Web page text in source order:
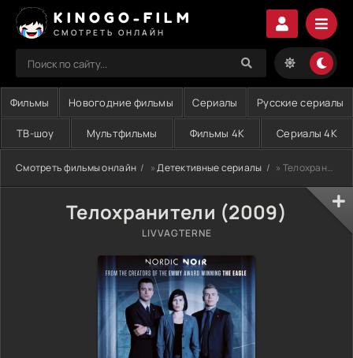
KINOGO-FILM
СМОТРЕТЬ ОНЛАЙН
Фильмы Новогодние фильмы Сериалы Русские сериалы
ТВ-шоу Мультфильмы Фильмы 4K Сериалы 4K
Смотреть фильмы онлайн »Детективные сериалы » Телохранители (2009)
Телохранители (2009)
LIVVAGTERNE